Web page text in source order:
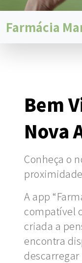
Farmácia
Bem
Nova
Conheça o
A app
compatível
criada a
encontra